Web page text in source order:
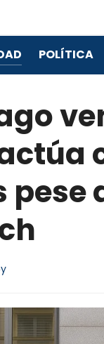
POLÍTICA